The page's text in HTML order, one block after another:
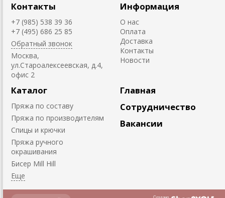
Контакты
+7 (985) 538 39 36
+7 (495) 686 25 85
Обратный звонок
Москва,
ул.Староалексеевская, д.4,
офис 2
Информация
О нас
Оплата
Доставка
Контакты
Новости
Каталог
Пряжа по составу
Пряжа по производителям
Спицы и крючки
Пряжа ручного
окрашивания
Биcер Mill Hill
Главная
Сотрудничество
Вакансии